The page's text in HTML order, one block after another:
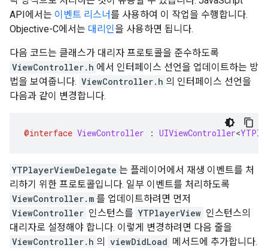
API에서는 이벤트 리스너를 사용하여 이 작업을 수행합니다.
Objective-C에서는 대리인을 사용하면 됩니다.
다음 코드는 클래스가 대리자 프로토콜을 준수하도록
ViewController.h 에서 인터페이스 선언을 업데이트하는 방
법을 보여줍니다. ViewController.h 의 인터페이스 선언을
다음과 같이 변경합니다.
@interface ViewController : UIViewController<
YTPlayerViewDelegate 는 플레이어에서 재생 이벤트를 처
리하기 위한 프로토콜입니다. 일부 이벤트를 처리하도록
ViewController.m 를 업데이트하려면 먼저
ViewController 인스턴스를 YTPlayerView 인스턴스의
대리자로 설정해야 합니다. 이렇게 변경하려면 다음 줄을
ViewController.h 의 viewDidLoad 메서드에 추가합니다.